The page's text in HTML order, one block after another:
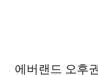
에버랜드 오후